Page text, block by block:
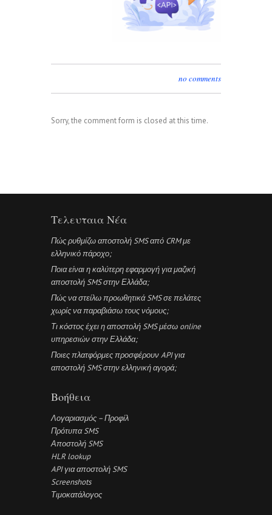
no comments
Sorry, the comment form is closed at this time.
Τελευταια Νέα
Πώς ρυθμίζω αποστολή SMS από CRM με
ελληνικό πάροχο;
Ποια είναι η καλύτερη εφαρμογή για μαζική
αποστολή SMS στην Ελλάδα;
Πώς να στείλω προωθητικά SMS σε πελάτες
χωρίς να παραβιάσω τους νόμους;
Τι κόστος έχει η αποστολή SMS μέσω online
υπηρεσιών στην Ελλάδα;
Ποιες πλατφόρμες προσφέρουν API για
αποστολή SMS στην ελληνική αγορά;
Βοήθεια
Λογαριασμός – Προφίλ
Πρότυπα SMS
Αποστολή SMS
HLR lookup
API για αποστολή SMS
Screenshots
Τιμοκατάλογος